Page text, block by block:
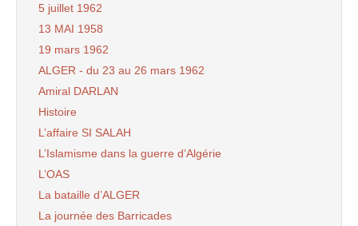
5 juillet 1962
13 MAI 1958
19 mars 1962
ALGER - du 23 au 26 mars 1962
Amiral DARLAN
Histoire
L’affaire SI SALAH
L’Islamisme dans la guerre d’Algérie
L’OAS
La bataille d’ALGER
La journée des Barricades